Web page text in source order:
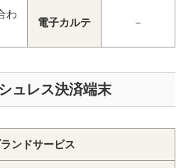
わ
電子カルテ －
ュレス決済端末
ンドサービス